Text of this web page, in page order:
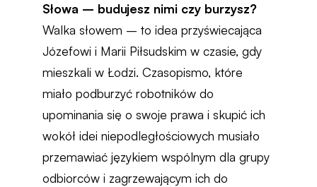
Słowa – budujesz nimi czy burzysz?
Walka słowem – to idea przyświecająca
Józefowi i Marii Piłsudskim w czasie, gdy
mieszkali w Łodzi. Czasopismo, które
miało podburzyć robotników do
upominania się o swoje prawa i skupić ich
wokół idei niepodległościowych musiało
przemawiać językiem wspólnym dla grupy
odbiorców i zagrzewającym ich do